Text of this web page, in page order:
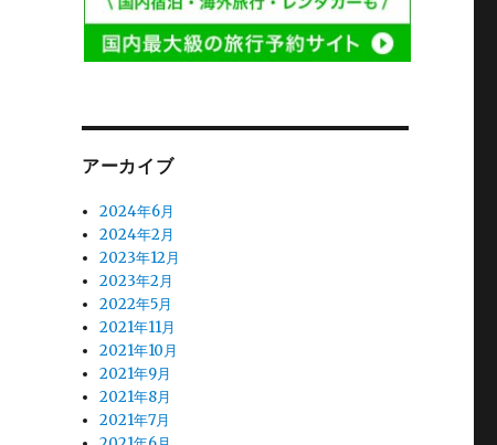
アーカイブ
2024年6月
2024年2月
2023年12月
2023年2月
2022年5月
2021年11月
2021年10月
2021年9月
2021年8月
2021年7月